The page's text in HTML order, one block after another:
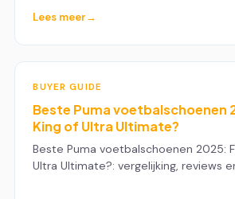
Lees meer
BUYER GUIDE
Beste Puma voetbalschoenen
King of Ultra Ultimate?
Beste Puma voetbalschoenen 2025:
Ultra Ultimate?: vergelijking, reviews